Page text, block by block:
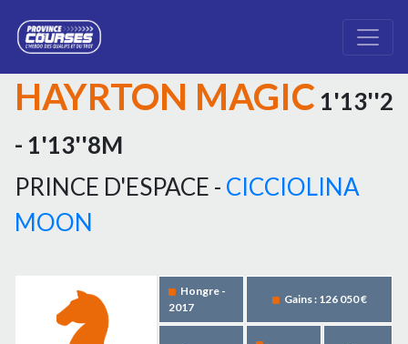
HAYRTON MAGIC 1'13''2
- 1'13''8M
PRINCE D'ESPACE - CICCIOLINA
MOON
Hongre -
2017
Gains : 126 050 €